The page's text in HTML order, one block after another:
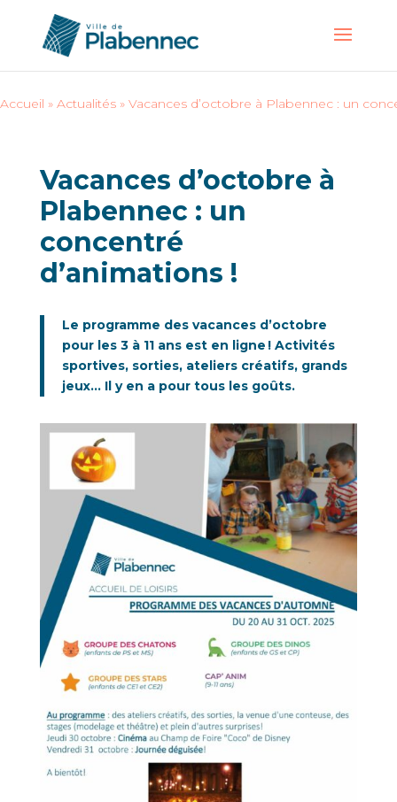
Accueil » Actualités » Vacances d’octobre à Plabennec : un
Vacances d’octobre à
Plabennec : un
concentré
d’animations !
Le programme des vacances d’octobre
pour les 3 à 11 ans est en ligne ! Activités
sportives, sorties, ateliers créatifs, grands
jeux… Il y en a pour tous les goûts.